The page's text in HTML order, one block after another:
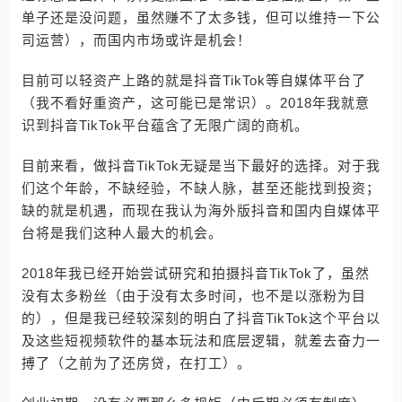
单子还是没问题，虽然赚不了太多钱，但可以维持一下公
司运营），而国内市场或许是机会！
目前可以轻资产上路的就是抖音TikTok等自媒体平台了
（我不看好重资产，这可能已是常识）。2018年我就意
识到抖音TikTok平台蕴含了无限广阔的商机。
目前来看，做抖音TikTok无疑是当下最好的选择。对于我
们这个年龄，不缺经验，不缺人脉，甚至还能找到投资；
缺的就是机遇，而现在我认为海外版抖音和国内自媒体平
台将是我们这种人最大的机会。
2018年我已经开始尝试研究和拍摄抖音TikTok了，虽然
没有太多粉丝（由于没有太多时间，也不是以涨粉为目
的），但是我已经较深刻的明白了抖音TikTok这个平台以
及这些短视频软件的基本玩法和底层逻辑，就差去奋力一
搏了（之前为了还房贷，在打工）。